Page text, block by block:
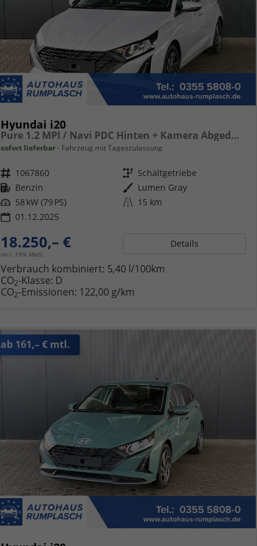
Hyundai i20
Pure 1.2 MPI / Navi PDC Hinten + Kamera Abgedunkelte Scheiben Tempomat Alu 16"
sofort lieferbar Fahrzeug mit Tageszulassung
Fahrzeugnr. 1067860 Getriebe Schaltgetriebe
Kraftstoff Benzin Außenfarbe Lumen Gray
Leistung 58 kW (79 PS) Kilometerstand 15 km
01.12.2025
18.250,– €
incl. 19% MwSt.
Details
Verbrauch kombiniert: 5,40 l/100km
CO2-Klasse: D
CO2-Emissionen: 122,00 g/km
ab 161,– € mtl.